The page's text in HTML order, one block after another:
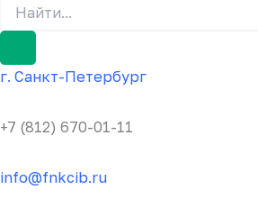
г. Санкт-Петербург
+7 (812) 670-01-11
info@fnkcib.ru